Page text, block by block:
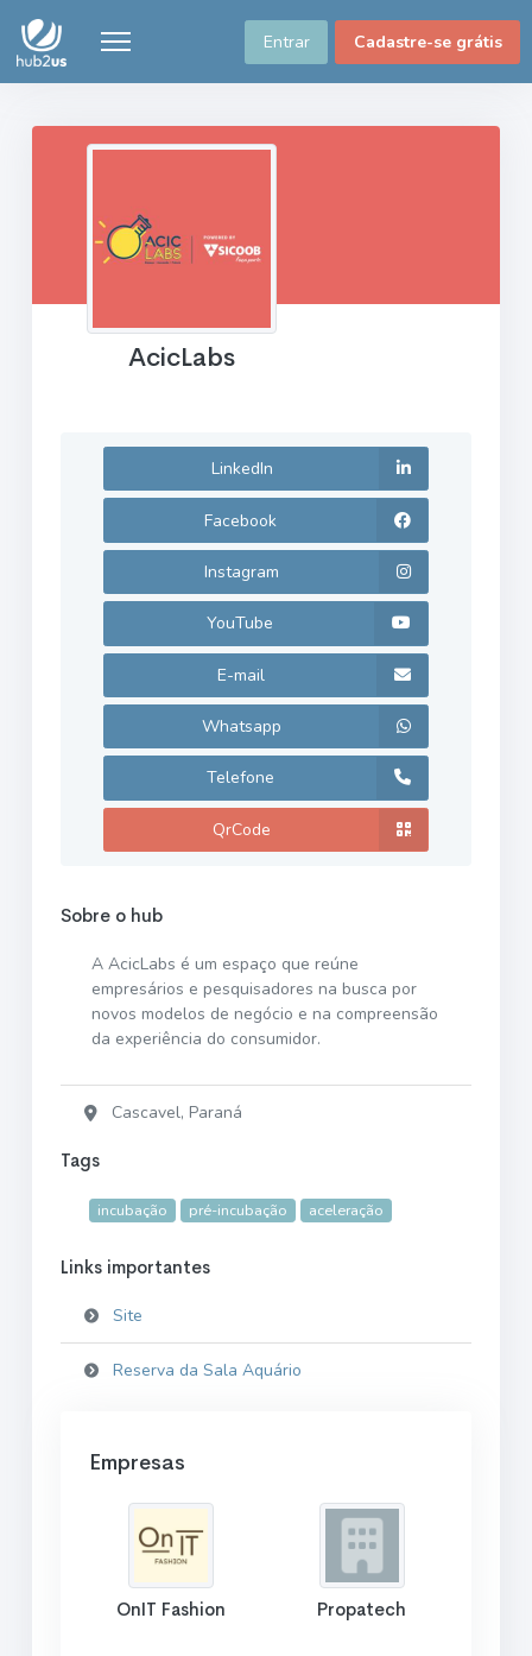
Entrar Cadastre-se grátis
AcicLabs
LinkedIn
Facebook
Instagram
YouTube
E-mail
Whatsapp
Telefone
QrCode
Sobre o hub
A AcicLabs é um espaço que reúne
empresários e pesquisadores na busca por
novos modelos de negócio e na compreensão
da experiência do consumidor.
Cascavel, Paraná
Tags
incubação pré-incubação aceleração
Links importantes
Site
Reserva da Sala Aquário
Empresas
OnIT Fashion Propatech